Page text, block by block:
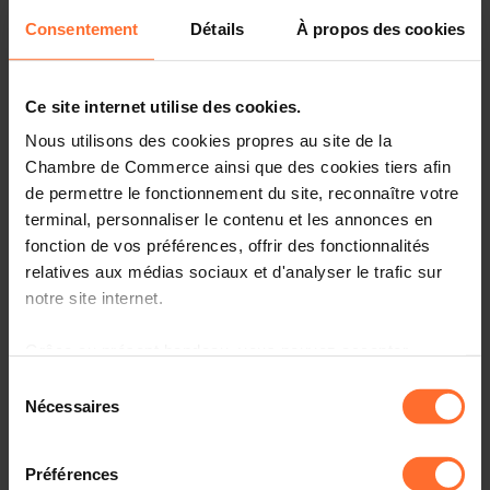
Consentement Détails À propos des cookies
Ce site internet utilise des cookies.
Nous utilisons des cookies propres au site de la
Chambre de Commerce ainsi que des cookies tiers afin
de permettre le fonctionnement du site, reconnaître votre
terminal, personnaliser le contenu et les annonces en
fonction de vos préférences, offrir des fonctionnalités
relatives aux médias sociaux et d'analyser le trafic sur
notre site internet.
à l’exception des cookies strictement nécessaires au
fonctionnement du site. Une description des différents
cookies est accessible sous l’onglet « Détails » ci-
dessus.
Nécessaires
Préférences
de se disperser est réel.
pragmatiques que vous testerez pour booster votre
Intro : qu’est-ce qui se passe quand la performance
rencontre l’incertitude ?
Les 7 clés pour performer en contexte d’incertitude :
Garder le cap